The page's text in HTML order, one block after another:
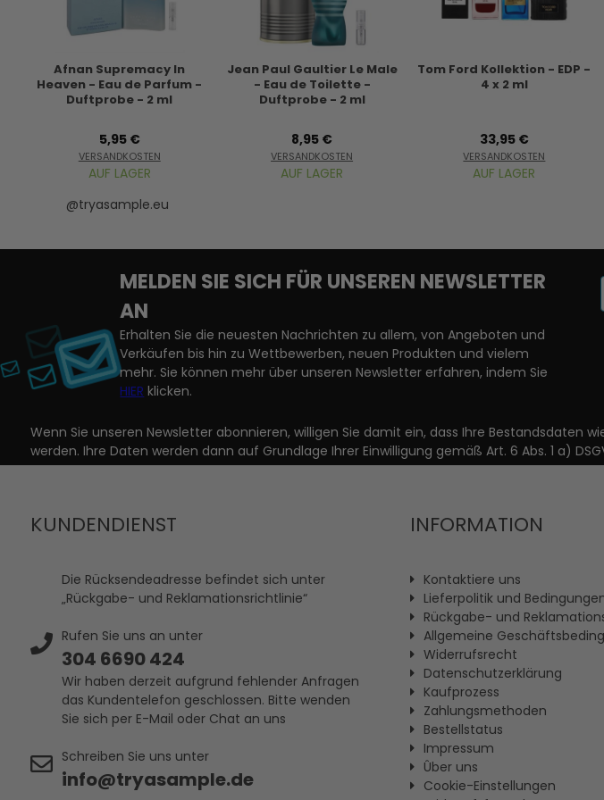
Afnan Supremacy In
Heaven - Eau de Parfum -
Duftprobe - 2 ml
5,95 €
VERSANDKOSTEN
AUF LAGER
Jean Paul Gaultier Le Male
- Eau de Toilette -
Duftprobe - 2 ml
8,95 €
VERSANDKOSTEN
AUF LAGER
Tom Ford Kollektion - EDP -
4 x 2 ml
33,95 €
VERSANDKOSTEN
AUF LAGER
@tryasample.eu
MELDEN SIE SICH FÜR UNSEREN NEWSLETTER
AN
Erhalten Sie die neuesten Nachrichten zu allem, von Angeboten und
Verkäufen bis hin zu Wettbewerben, neuen Produkten und vielem
mehr. Sie können mehr über unseren Newsletter erfahren, indem Sie
HIER klicken.
Wenn Sie unseren Newsletter abonnieren, willigen Sie damit ein, dass Ihre
werden. Ihre Daten werden dann auf Grundlage Ihrer Einwilligung gemäß Art. 6 Abs. 1 a)
KUNDENDIENST
Die Rücksendeadresse befindet sich unter
„Rückgabe- und Reklamationsrichtlinie“
Rufen Sie uns an unter
304 6690 424
Wir haben derzeit aufgrund fehlender Anfragen
das Kundentelefon geschlossen. Bitte wenden
Sie sich per E-Mail oder Chat an uns
Schreiben Sie uns unter
info@tryasample.de
INFORMATION
Kontaktiere uns
Lieferpolitik und
Rückgabe- und
Allgemeine
Widerrufsrecht
Datenschutzerklärung
Kaufprozess
Zahlungsmethoden
Bestellstatus
Impressum
Ûber uns
Cookie-Einstellungen